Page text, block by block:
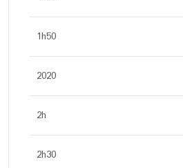
1h50
2020
2h
2h30